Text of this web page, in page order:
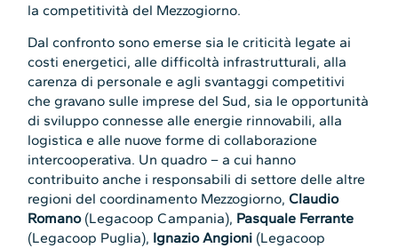
la competitività del Mezzogiorno.
Dal confronto sono emerse sia le criticità legate ai
costi energetici, alle difficoltà infrastrutturali, alla
carenza di personale e agli svantaggi competitivi
che gravano sulle imprese del Sud, sia le opportunità
di sviluppo connesse alle energie rinnovabili, alla
logistica e alle nuove forme di collaborazione
intercooperativa. Un quadro – a cui hanno
contribuito anche i responsabili di settore delle altre
regioni del coordinamento Mezzogiorno,Claudio
Romano(Legacoop Campania), Pasquale Ferrante
(Legacoop Puglia), Ignazio Angioni (Legacoop